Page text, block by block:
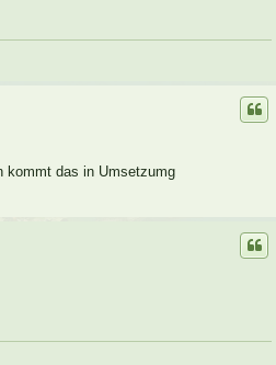
kommt das in Umsetzumg